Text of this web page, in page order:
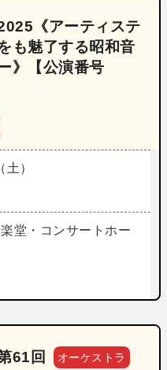
《アーティステ
も魅了する昭和音
》【公演番号
）
堂・コンサートホー
61回 オーケストラ